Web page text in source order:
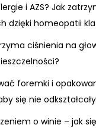
i AZS? Jak
dzięki homeopatii
ciśnienia na
foremki i
się nie
o winie – jak